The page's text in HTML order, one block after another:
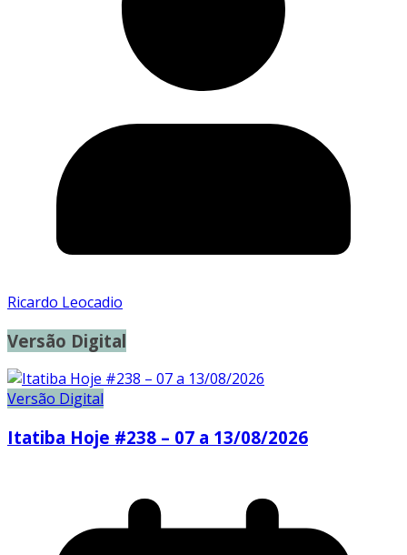
Ricardo Leocadio
Versão Digital
Versão Digital
Itatiba Hoje #238 – 07 a 13/08/2026